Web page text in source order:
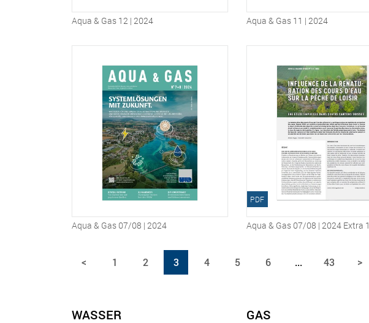
Aqua & Gas 12 | 2024 Aqua & Gas 11 | 2024
Aqua & Gas 07/08 | 2024
PDF
Aqua & Gas 07/08 | 2024 Extra 1
< 1 2 3 4 5 6 ... 43 >
WASSER GAS